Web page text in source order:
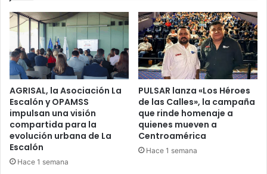
AGRISAL, la Asociación La
Escalón y OPAMSS
impulsan una visión
compartida para la
evolución urbana de La
Escalón
Hace 1 semana
PULSAR lanza «Los Héroes
de las Calles», la campaña
que rinde homenaje a
quienes mueven a
Centroamérica
Hace 1 semana